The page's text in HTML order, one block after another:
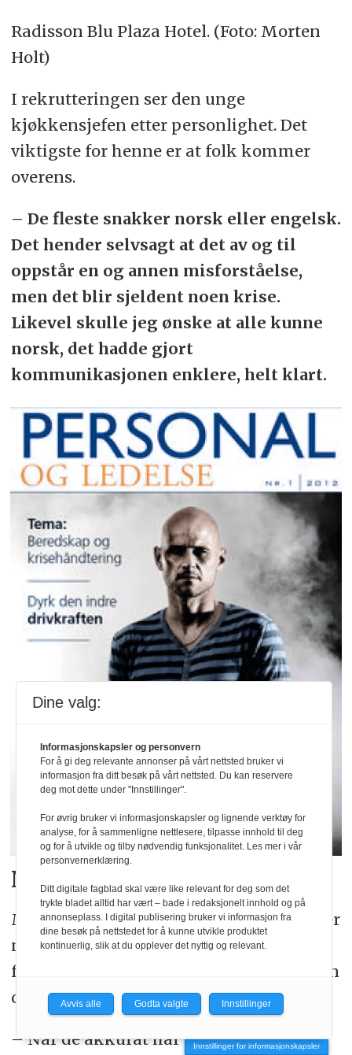
Radisson Blu Plaza Hotel. (Foto: Morten
Holt)
I rekrutteringen ser den unge
kjøkkensjefen etter personlighet. Det
viktigste for henne er at folk kommer
overens.
– De fleste snakker norsk eller engelsk.
Det hender selvsagt at det av og til
oppstår en og annen misforståelse,
men det blir sjeldent noen krise.
Likevel skulle jeg ønske at alle kunne
norsk, det hadde gjort
kommunikasjonen enklere, helt klart.
Norsk lov
Mangfoldet på kjøkkenet gjør at de lærer
nye metoder og får en bredere forståelse
for andres kultur og opphav. Men det kan
også by på problemer.
– Når de akkurat har kommet inn til
Innstillinger for informasjonskapsler
Dine valg:
Informasjonskapsler og personvern
For å gi deg relevante annonser på vårt nettsted bruker vi
informasjon fra ditt besøk på vårt nettsted. Du kan reservere
deg mot dette under "Innstillinger".
For øvrig bruker vi informasjonskapsler og lignende verktøy for
analyse, for å sammenligne nettlesere, tilpasse innhold til deg
og for å utvikle og tilby nødvendig funksjonalitet. Les mer i vår
personvernerklæring.
Ditt digitale fagblad skal være like relevant for deg som det
trykte bladet alltid har vært – bade i redaksjonelt innhold og på
annonseplass. I digital publisering bruker vi informasjon fra
dine besøk på nettstedet for å kunne utvikle produktet
kontinuerlig, slik at du opplever det nyttig og relevant.
Avvis alle Godta valgte Innstillinger